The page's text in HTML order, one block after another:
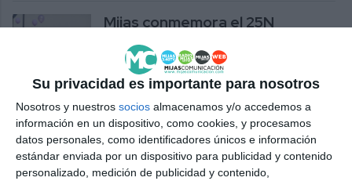
Su privacidad es importante para nosotros
Nosotros y nuestros socios almacenamos y/o accedemos a
información en un dispositivo, como cookies, y procesamos
datos personales, como identificadores únicos e información
estándar enviada por un dispositivo para publicidad y contenido
personalizado, medición de publicidad y contenido,
Mijas conmemora el 25N
este año con una suelta de
globos
La Cala acoge este viernes 24
las jornadas ‘Música en
Femenino’ de Ana Ramos